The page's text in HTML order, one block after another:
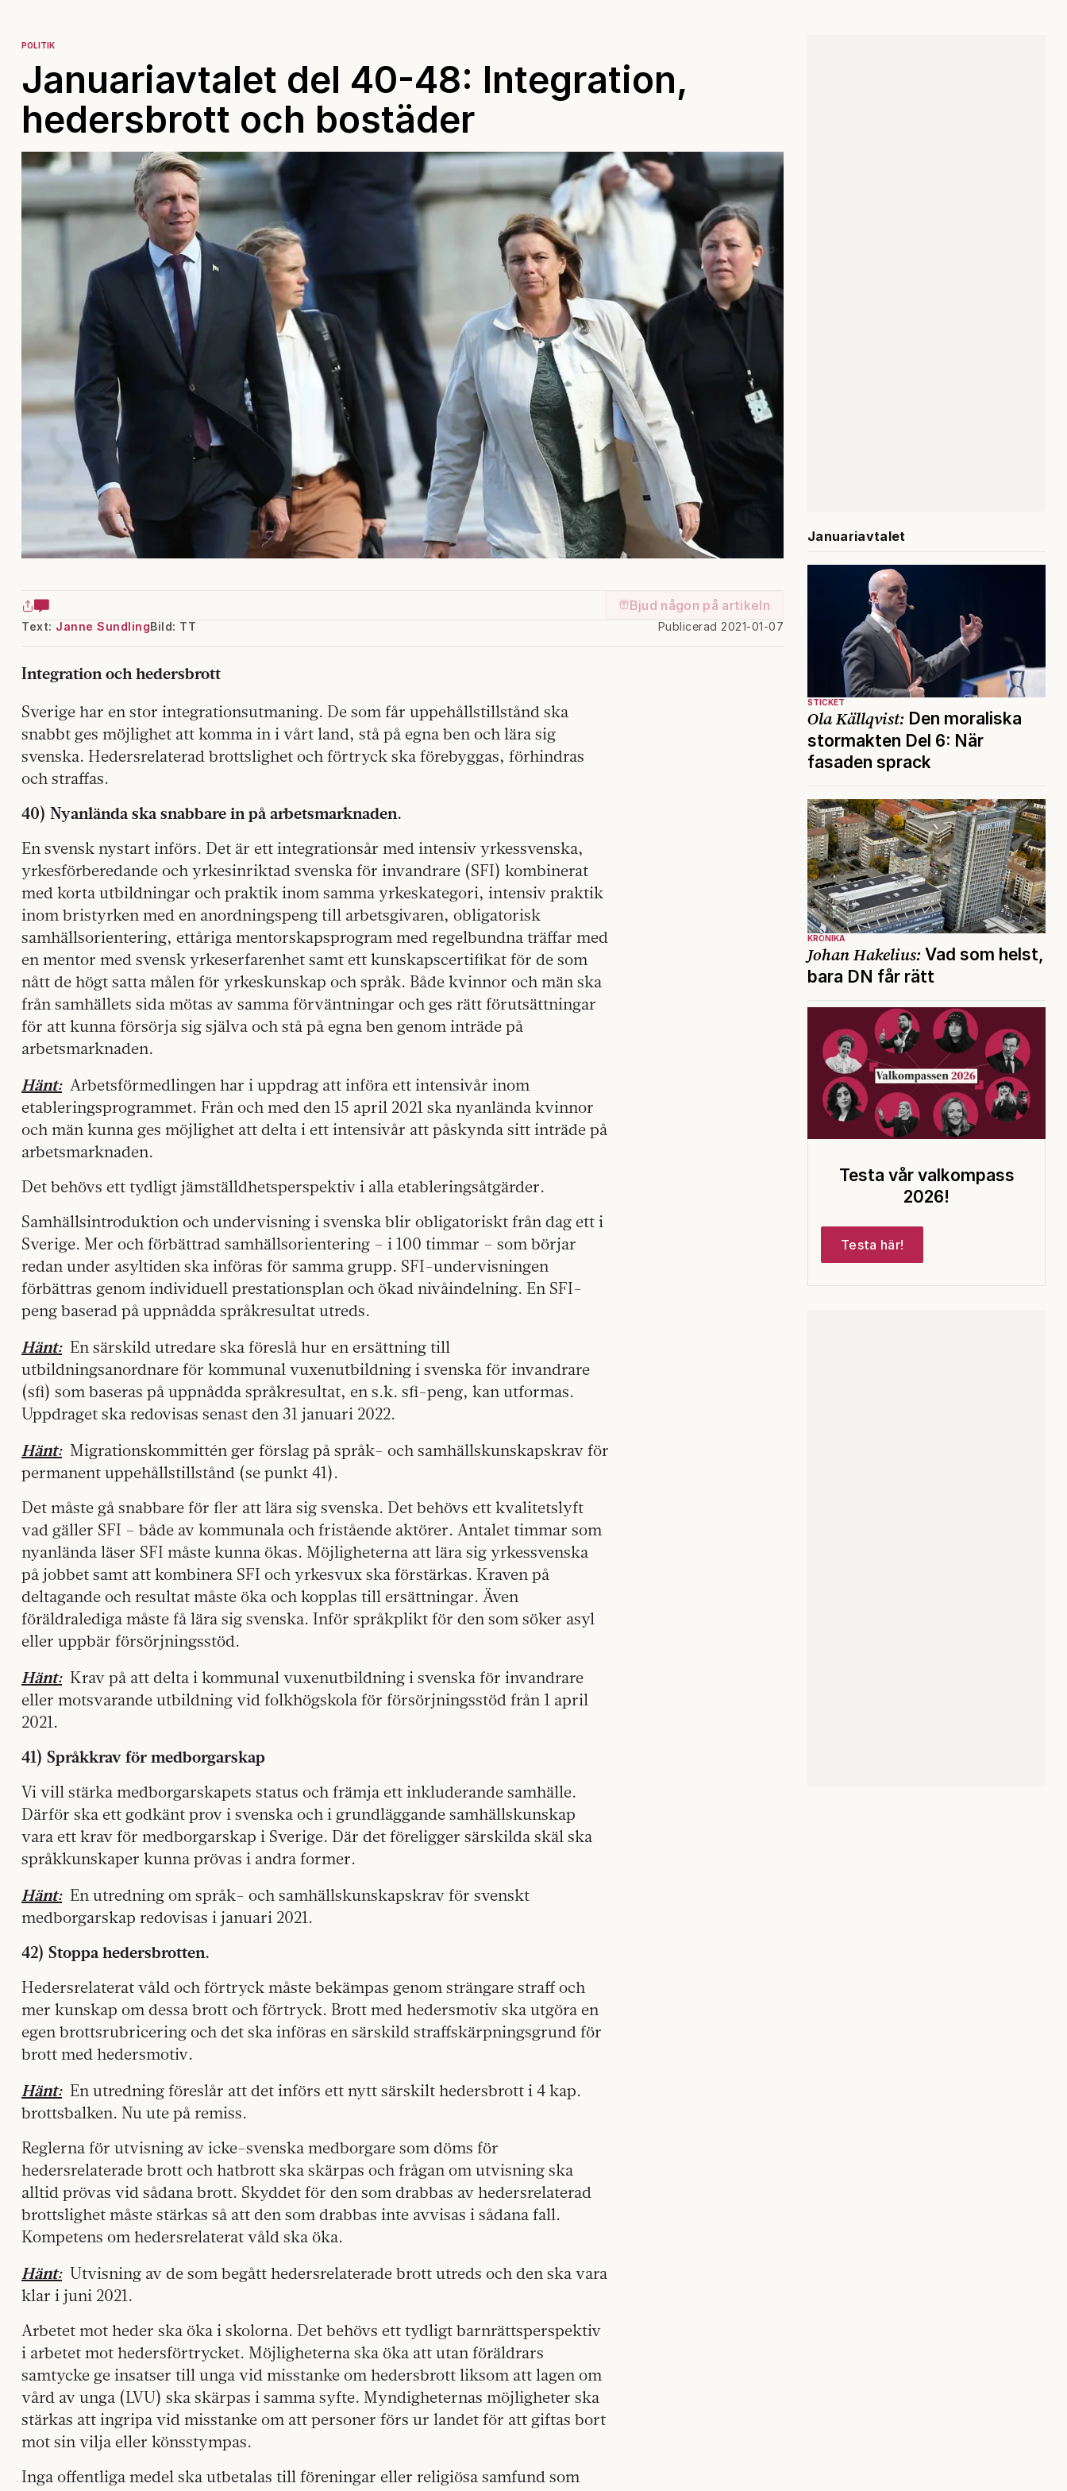
POLITIK
Januariavtalet del 40-48: Integration,
hedersbrott och bostäder
Bjud någon på artikeln
Text: Janne Sundling Publicerad 2021-01-07
Bild: TT
Integration och hedersbrott
Sverige har en stor integrationsutmaning. De som får uppehållstillstånd ska
snabbt ges möjlighet att komma in i vårt land, stå på egna ben och lära sig
svenska. Hedersrelaterad brottslighet och förtryck ska förebyggas, förhindras
och straffas.
40) Nyanlända ska snabbare in på arbetsmarknaden.
En svensk nystart införs. Det är ett integrationsår med intensiv yrkessvenska,
yrkesförberedande och yrkesinriktad svenska för invandrare (SFI) kombinerat
med korta utbildningar och praktik inom samma yrkeskategori, intensiv praktik
inom bristyrken med en anordningspeng till arbetsgivaren, obligatorisk
samhällsorientering, ettåriga mentorskapsprogram med regelbundna träffar med
en mentor med svensk yrkeserfarenhet samt ett kunskapscertifikat för de som
nått de högt satta målen för yrkeskunskap och språk. Både kvinnor och män ska
från samhällets sida mötas av samma förväntningar och ges rätt förutsättningar
för att kunna försörja sig själva och stå på egna ben genom inträde på
arbetsmarknaden.
Hänt: Arbetsförmedlingen har i uppdrag att införa ett intensivår inom
etableringsprogrammet. Från och med den 15 april 2021 ska nyanlända kvinnor
och män kunna ges möjlighet att delta i ett intensivår att påskynda sitt inträde på
arbetsmarknaden.
Det behövs ett tydligt jämställdhetsperspektiv i alla etableringsåtgärder.
Samhällsintroduktion och undervisning i svenska blir obligatoriskt från dag ett i
Sverige. Mer och förbättrad samhällsorientering – i 100 timmar – som börjar
redan under asyltiden ska införas för samma grupp. SFI-undervisningen
förbättras genom individuell prestationsplan och ökad nivåindelning. En SFI-
peng baserad på uppnådda språkresultat utreds.
Hänt: En särskild utredare ska föreslå hur en ersättning till
utbildningsanordnare för kommunal vuxenutbildning i svenska för invandrare
(sfi) som baseras på uppnådda språkresultat, en s.k. sfi-peng, kan utformas.
Uppdraget ska redovisas senast den 31 januari 2022.
Hänt: Migrationskommittén ger förslag på språk- och samhällskunskapskrav för
permanent uppehållstillstånd (se punkt 41).
Det måste gå snabbare för fler att lära sig svenska. Det behövs ett kvalitetslyft
vad gäller SFI – både av kommunala och fristående aktörer. Antalet timmar som
nyanlända läser SFI måste kunna ökas. Möjligheterna att lära sig yrkessvenska
på jobbet samt att kombinera SFI och yrkesvux ska förstärkas. Kraven på
deltagande och resultat måste öka och kopplas till ersättningar. Även
föräldralediga måste få lära sig svenska. Inför språkplikt för den som söker asyl
eller uppbär försörjningsstöd.
Hänt: Krav på att delta i kommunal vuxenutbildning i svenska för invandrare
eller motsvarande utbildning vid folkhögskola för försörjningsstöd från 1 april
2021.
41) Språkkrav för medborgarskap
Vi vill stärka medborgarskapets status och främja ett inkluderande samhälle.
Därför ska ett godkänt prov i svenska och i grundläggande samhällskunskap
vara ett krav för medborgarskap i Sverige. Där det föreligger särskilda skäl ska
språkkunskaper kunna prövas i andra former.
Hänt: En utredning om språk- och samhälls­kunskaps­krav för svenskt
medborgar­skap redovisas i januari 2021.
42) Stoppa hedersbrotten.
Hedersrelaterat våld och förtryck måste bekämpas genom strängare straff och
mer kunskap om dessa brott och förtryck. Brott med hedersmotiv ska utgöra en
egen brottsrubricering och det ska införas en särskild straffskärpningsgrund för
brott med hedersmotiv.
Hänt: En utredning föreslår att det införs ett nytt särskilt hedersbrott i 4 kap.
brottsbalken. Nu ute på remiss.
Reglerna för utvisning av icke-svenska medborgare som döms för
hedersrelaterade brott och hatbrott ska skärpas och frågan om utvisning ska
alltid prövas vid sådana brott. Skyddet för den som drabbas av hedersrelaterad
brottslighet måste stärkas så att den som drabbas inte avvisas i sådana fall.
Kompetens om hedersrelaterat våld ska öka.
Hänt: Utvisning av de som begått hedersrelaterade brott utreds och den ska vara
klar i juni 2021.
Arbetet mot heder ska öka i skolorna. Det behövs ett tydligt barnrättsperspektiv
i arbetet mot hedersförtrycket. Möjligheterna ska öka att utan föräldrars
samtycke ge insatser till unga vid misstanke om hedersbrott liksom att lagen om
vård av unga (LVU) ska skärpas i samma syfte. Myndigheternas möjligheter ska
stärkas att ingripa vid misstanke om att personer förs ur landet för att giftas bort
mot sin vilja eller könsstympas.
Inga offentliga medel ska utbetalas till föreningar eller religiösa samfund som
Januariavtalet
STICKET
Ola Källqvist: Den moraliska
stormakten Del 6: När
fasaden sprack
KRÖNIKA
Johan Hakelius: Vad som helst,
bara DN får rätt
Testa vår valkompass
2026!
Testa här!